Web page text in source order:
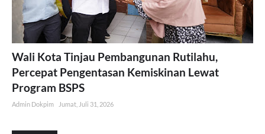
Wali Kota Tinjau Pembangunan Rutilahu,
Percepat Pengentasan Kemiskinan Lewat
Program BSPS
Admin Dokpim Jumat, Juli 31, 2026